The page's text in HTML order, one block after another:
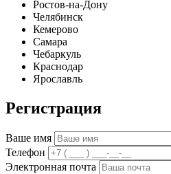
Ростов-на-Дону
Челябинск
Кемерово
Самара
Чебаркуль
Краснодар
Ярославль
Регистрация
Ваше имя
Телефон
Электронная почта